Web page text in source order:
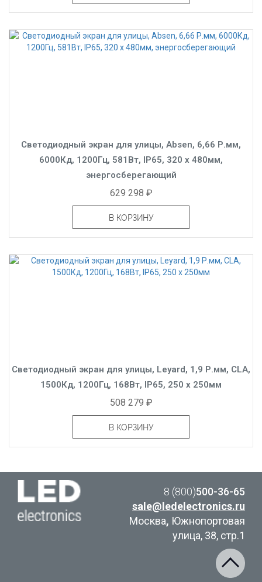
Светодиодный экран для улицы, Absen, 6,66 Р.мм,
6000Кд, 1200Гц, 581Вт, IP65, 320 x 480мм,
энергосберегающий
629 298 ₽
В КОРЗИНУ
Светодиодный экран для улицы, Leyard, 1,9 Р.мм, CLA,
1500Кд, 1200Гц, 168Вт, IP65, 250 x 250мм
508 279 ₽
В КОРЗИНУ
8 (800)500-36-65
sale@ledelectronics.ru
Москва, Южнопортовая
улица, 38, стр.1